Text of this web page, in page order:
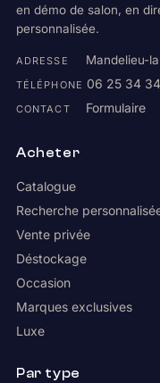
en démo de salon, en
personnalisée.
ADRESSE Mandelieu-
TÉLÉPHONE 06 25 34
CONTACT Formulaire
Acheter
Catalogue
Recherche
Vente privée
Déstockage
Occasion
Marques exclusives
Luxe
Par type